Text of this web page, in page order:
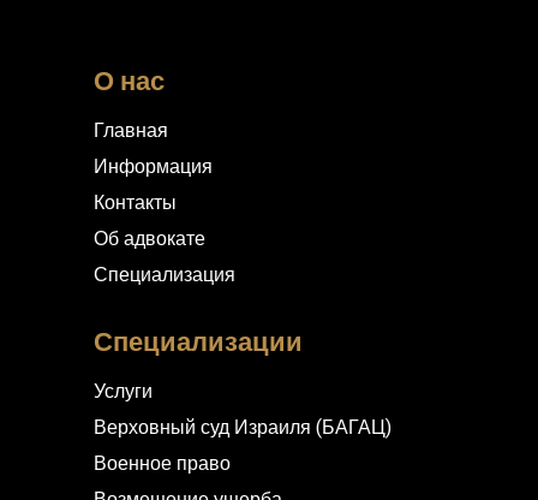
О нас
Главная
Информация
Контакты
Об адвокате
Специализация
Специализации
Услуги
Верховный суд Израиля (БАГАЦ)
Военное право